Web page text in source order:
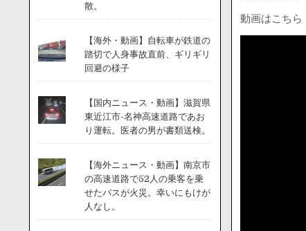
動画はこちら
散。
【海外・動画】自転車が鉄道の
踏切で人身事故直前、ギリギリ
回避の様子
【国内ニュース・動画】滋賀県
東近江市-名神高速道路であお
り運転。医者の男が書類送検。
【海外ニュース・動画】南京市
の高速道路で52人の乗客を乗
せたバスが火災。幸いにもけが
人なし。